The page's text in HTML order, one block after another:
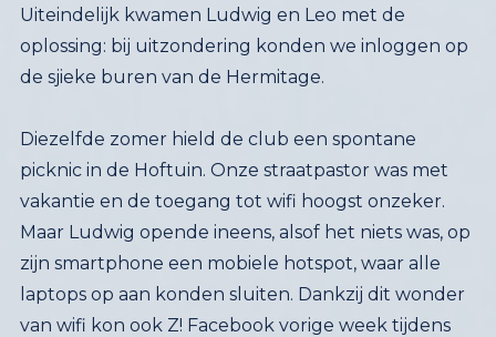
de sjieke buren van de Hermitage.
Diezelfde zomer hield de club een spontane
picknic in de Hoftuin. Onze straatpastor was met
vakantie en de toegang tot wifi hoogst onzeker.
Maar Ludwig opende ineens, alsof het niets was, op
zijn smartphone een mobiele hotspot, waar alle
laptops op aan konden sluiten. Dankzij dit wonder
van wifi kon ook Z! Facebook vorige week tijdens